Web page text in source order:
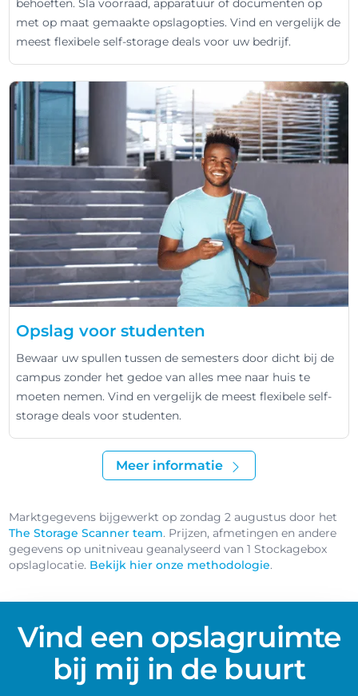
behoeften. Sla voorraad, apparatuur of documenten op
met op maat gemaakte opslagopties. Vind en vergelijk de
meest flexibele self-storage deals voor uw bedrijf.
Opslag voor studenten
Bewaar uw spullen tussen de semesters door dicht bij de
campus zonder het gedoe van alles mee naar huis te
moeten nemen. Vind en vergelijk de meest flexibele self-
storage deals voor studenten.
Meer informatie
Marktgegevens bijgewerkt op zondag 2 augustus door het
The Storage Scanner team. Prijzen, afmetingen en andere
gegevens op unitniveau geanalyseerd van 1 Stockagebox
opslaglocatie. Bekijk hier onze methodologie.
Vind een opslagruimte
bij mij in de buurt